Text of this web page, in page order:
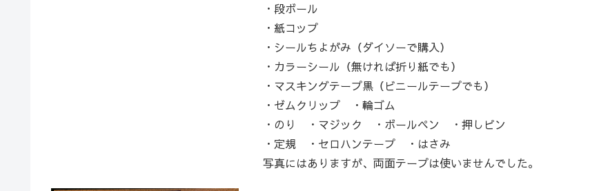
・段ボール
・紙コップ
・シールちよがみ（ダイソーで購入）
・カラーシール（無ければ折り紙でも）
・マスキングテープ黒（ビニールテープでも）
・ゼムクリップ ・輪ゴム
・のり ・マジック ・ボールペン ・押しピン
・定規 ・セロハンテープ ・はさみ
写真にはありますが、両面テープは使いませんでした。